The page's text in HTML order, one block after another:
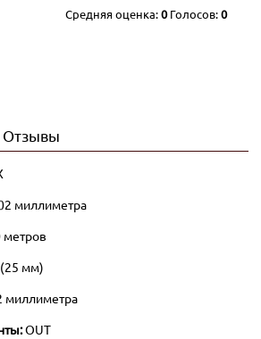
Средняя оценка:0Голосов:0
Отзывы
миллиметра
метров
мм)
миллиметра
OUT